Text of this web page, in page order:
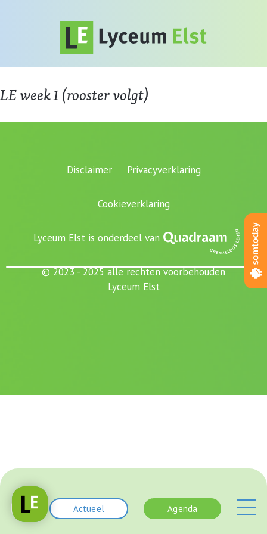
Actueel Agenda
LE week 1 (rooster volgt)
Disclaimer Privacyverklaring
Cookieverklaring
Lyceum Elst is onderdeel van
© 2023 - 2025 alle rechten voorbehouden
Lyceum Elst